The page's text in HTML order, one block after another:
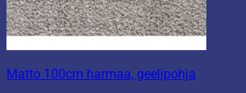
Matto 100cm harmaa, geelipohja